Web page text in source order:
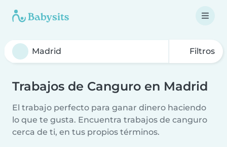
Filtros
Trabajos de Canguro en Madrid
El trabajo perfecto para ganar dinero haciendo
lo que te gusta. Encuentra trabajos de canguro
cerca de ti, en tus propios términos.